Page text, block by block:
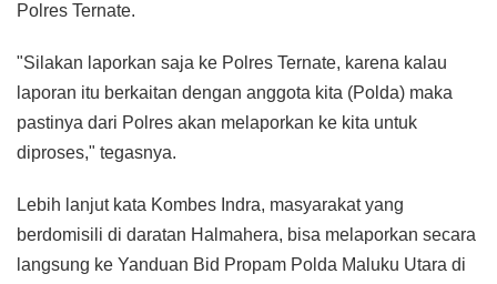
Polres Ternate.
"Silakan laporkan saja ke Polres Ternate, karena kalau
laporan itu berkaitan dengan anggota kita (Polda) maka
pastinya dari Polres akan melaporkan ke kita untuk
diproses," tegasnya.
Lebih lanjut kata Kombes Indra, masyarakat yang
berdomisili di daratan Halmahera, bisa melaporkan secara
langsung ke Yanduan Bid Propam Polda Maluku Utara di